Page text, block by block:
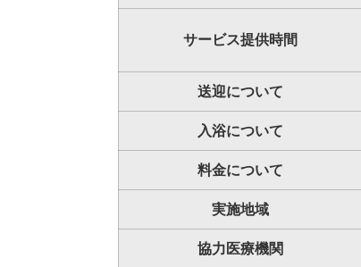
サービス提供時間
送迎について
入浴について
料金について
実施地域
協力医療機関